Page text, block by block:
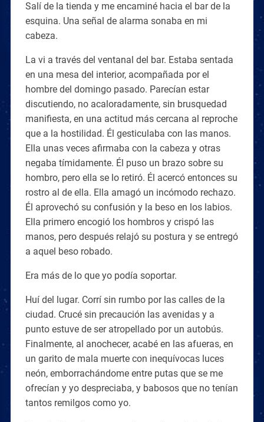
Salí de la tienda y me encaminé hacia el bar de la
esquina. Una señal de alarma sonaba en mi
cabeza.
La vi a través del ventanal del bar. Estaba sentada
en una mesa del interior, acompañada por el
hombre del domingo pasado. Parecían estar
discutiendo, no acaloradamente, sin brusquedad
manifiesta, en una actitud más cercana al reproche
que a la hostilidad. Él gesticulaba con las manos.
Ella unas veces afirmaba con la cabeza y otras
negaba tímidamente. Él puso un brazo sobre su
hombro, pero ella se lo retiró. Él acercó entonces su
rostro al de ella. Ella amagó un incómodo rechazo.
Él aprovechó su confusión y la beso en los labios.
Ella primero encogió los hombros y crispó las
manos, pero después relajó su postura y se entregó
a aquel beso robado.
Era más de lo que yo podía soportar.
Huí del lugar. Corrí sin rumbo por las calles de la
ciudad. Crucé sin precaución las avenidas y a
punto estuve de ser atropellado por un autobús.
Finalmente, al anochecer, acabé en las afueras, en
un garito de mala muerte con inequívocas luces
neón, emborrachándome entre putas que se me
ofrecían y yo despreciaba, y babosos que no tenían
tantos remilgos como yo.